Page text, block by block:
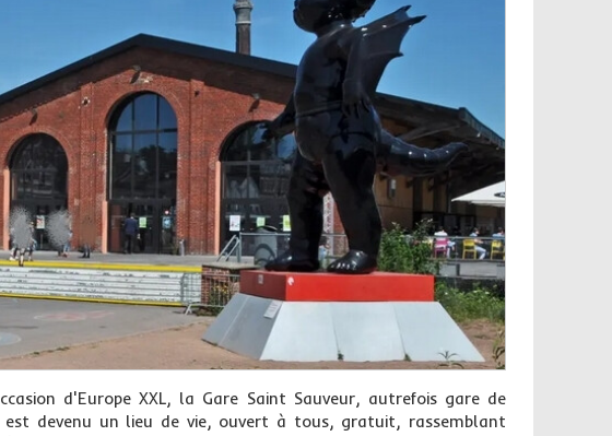
d'Europe XXL, la Gare Saint Sauveur, autrefois gare de
est devenu un lieu de vie, ouvert à tous, gratuit, rassemblant